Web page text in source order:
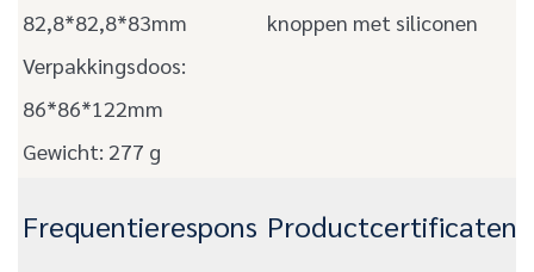
82,8*82,8*83mm
Verpakkingsdoos:
86*86*122mm
Gewicht: 277 g
knoppen met siliconen
Frequentierespons Productcertificaten